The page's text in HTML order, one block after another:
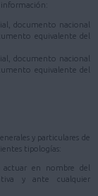
documento nacional
equivalente del
documento nacional
equivalente del
y particulares de
tipologías:
actuar en nombre del
y ante cualquier